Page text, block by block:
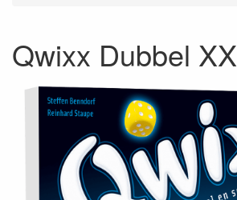
Qwixx Dubbel XX